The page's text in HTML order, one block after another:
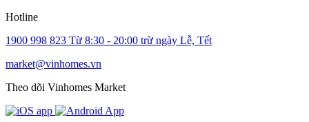
Hotline
1900 998 823 Từ 8:30 - 20:00 trừ ngày Lễ, Tết
market@vinhomes.vn
Theo dõi Vinhomes Market